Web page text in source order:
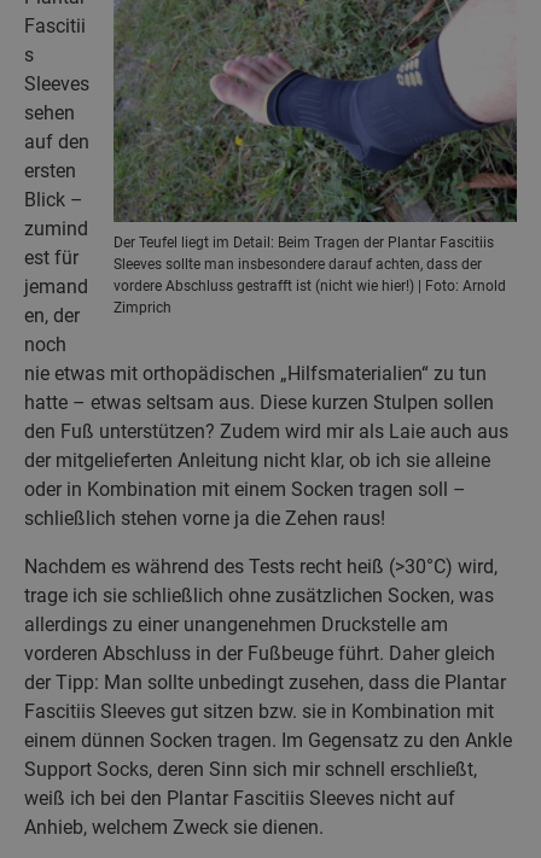
Der Teufel liegt im Detail: Beim Tragen der Plantar Fascitiis
Sleeves sollte man insbesondere darauf achten, dass der
vordere Abschluss gestrafft ist (nicht wie hier!) | Foto: Arnold
Zimprich
Fascitii
s
Sleeves
sehen
auf den
ersten
Blick –
zumind
est für
jemand
en, der
noch
nie etwas mit orthopädischen „Hilfsmaterialien“ zu tun
hatte – etwas seltsam aus. Diese kurzen Stulpen sollen
den Fuß unterstützen? Zudem wird mir als Laie auch aus
der mitgelieferten Anleitung nicht klar, ob ich sie alleine
oder in Kombination mit einem Socken tragen soll –
schließlich stehen vorne ja die Zehen raus!
Nachdem es während des Tests recht heiß (>30°C) wird,
trage ich sie schließlich ohne zusätzlichen Socken, was
allerdings zu einer unangenehmen Druckstelle am
vorderen Abschluss in der Fußbeuge führt. Daher gleich
der Tipp: Man sollte unbedingt zusehen, dass die Plantar
Fascitiis Sleeves gut sitzen bzw. sie in Kombination mit
einem dünnen Socken tragen. Im Gegensatz zu den Ankle
Support Socks, deren Sinn sich mir schnell erschließt,
weiß ich bei den Plantar Fascitiis Sleeves nicht auf
Anhieb, welchem Zweck sie dienen.